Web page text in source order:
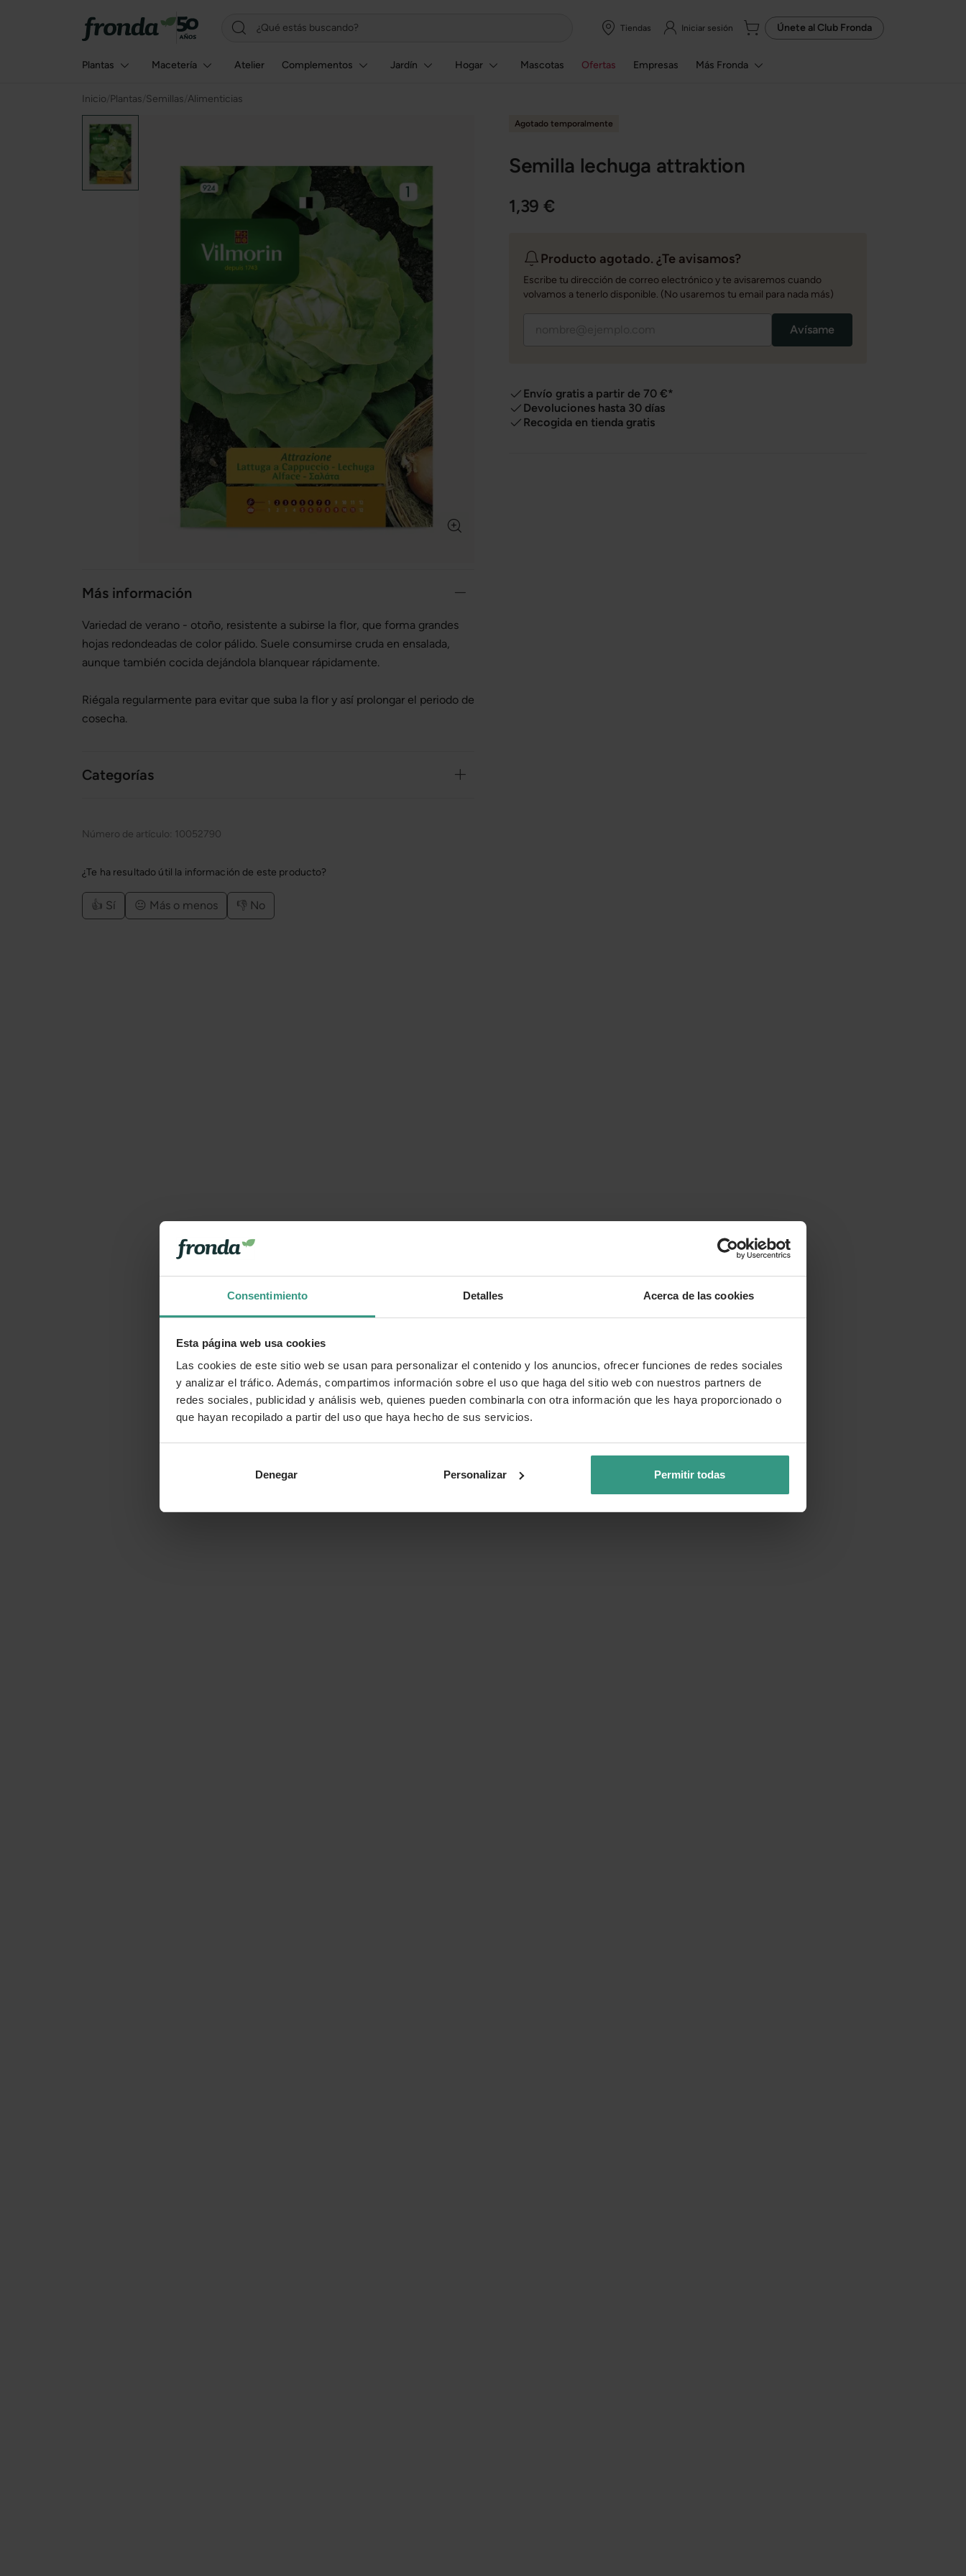
Consentimiento Detalles Acerca de las cookies
Esta página web usa cookies
Las cookies de este sitio web se usan para personalizar el contenido y los anuncios, ofrecer funciones de redes sociales
y analizar el tráfico. Además, compartimos información sobre el uso que haga del sitio web con nuestros partners de
redes sociales, publicidad y análisis web, quienes pueden combinarla con otra información que les haya proporcionado o
que hayan recopilado a partir del uso que haya hecho de sus servicios.
Denegar Personalizar Permitir todas
Tiendas Iniciar sesión Únete al Club Fronda
Plantas Macetería Atelier Complementos Jardín Hogar Mascotas Ofertas Empresas Más Fronda
Inicio Plantas Semillas Alimenticias
Agotado temporalmente
Semilla lechuga attraktion
1,39 €
Producto agotado. ¿Te avisamos?
Escribe tu dirección de correo electrónico y te avisaremos cuando
volvamos a tenerlo disponible. (No usaremos tu email para nada más)
Avísame
Envío gratis a partir de 70 €*
Devoluciones hasta 30 días
Recogida en tienda gratis
Más información
Variedad de verano - otoño, resistente a subirse la flor, que forma grandes
hojas redondeadas de color pálido. Suele consumirse cruda en ensalada,
aunque también cocida dejándola blanquear rápidamente.
Riégala regularmente para evitar que suba la flor y así prolongar el periodo de
cosecha.
Categorías
Número de artículo: 10052790
¿Te ha resultado útil la información de este producto?
👍 Sí 😐 Más o menos 👎 No